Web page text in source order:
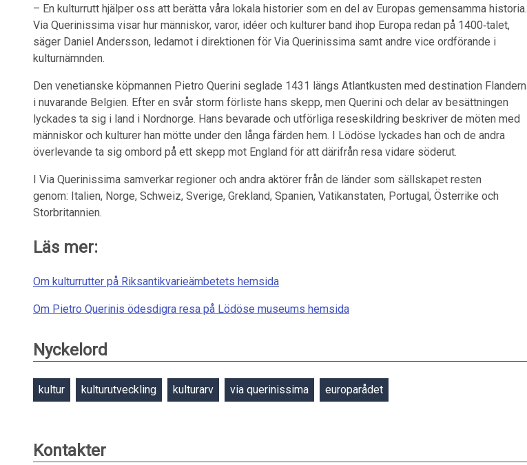
– En kulturrutt hjälper oss att berätta våra lokala historier som en del av Europas gemensamma historia.
Via Querinissima visar hur människor, varor, idéer och kulturer band ihop Europa redan på 1400‑talet,
säger Daniel Andersson, ledamot i direktionen för Via Querinissima samt andre vice ordförande i
kulturnämnden.
Den venetianske köpmannen Pietro Querini seglade 1431 längs Atlantkusten med destination Flandern
i nuvarande Belgien. Efter en svår storm förliste hans skepp, men Querini och delar av besättningen
lyckades ta sig i land i Nordnorge. Hans bevarade och utförliga reseskildring beskriver de möten med
människor och kulturer han mötte under den långa färden hem. I Lödöse lyckades han och de andra
överlevande ta sig ombord på ett skepp mot England för att därifrån resa vidare söderut.
I Via Querinissima samverkar regioner och andra aktörer från de länder som sällskapet resten
genom: Italien, Norge, Schweiz, Sverige, Grekland, Spanien, Vatikanstaten, Portugal, Österrike och
Storbritannien.
Läs mer:
Om kulturrutter på Riksantikvarieämbetets hemsida
Om Pietro Querinis ödesdigra resa på Lödöse museums hemsida
Nyckelord
kultur kulturutveckling kulturarv via querinissima europarådet
Kontakter